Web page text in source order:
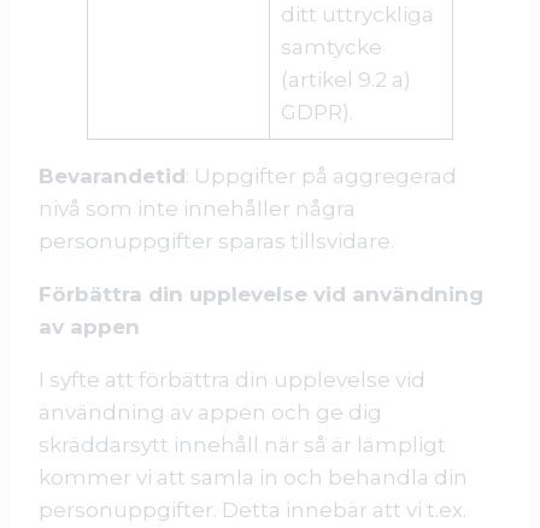
ditt uttryckliga
samtycke
(artikel 9.2 a)
GDPR).
Bevarandetid: Uppgifter på aggregerad
nivå som inte innehåller några
personuppgifter sparas tillsvidare.
Förbättra din upplevelse vid användning
av appen
I syfte att förbättra din upplevelse vid
användning av appen och ge dig
skräddarsytt innehåll när så är lämpligt
kommer vi att samla in och behandla din
personuppgifter. Detta innebär att vi t.ex.